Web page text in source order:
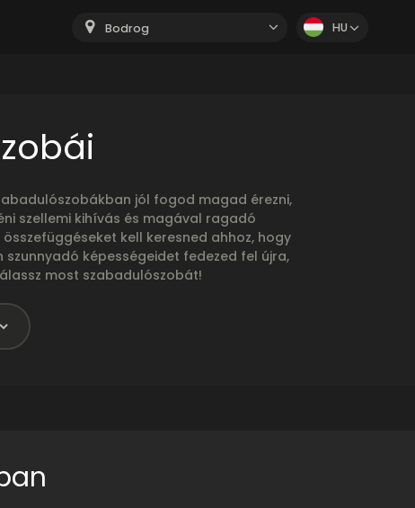
Bodrog HU
jól fogod magad érezni,
szellemi kihívás és magával ragadó
kell keresned ahhoz, hogy
képességeidet fedezed fel újra,
most szabadulószobát!